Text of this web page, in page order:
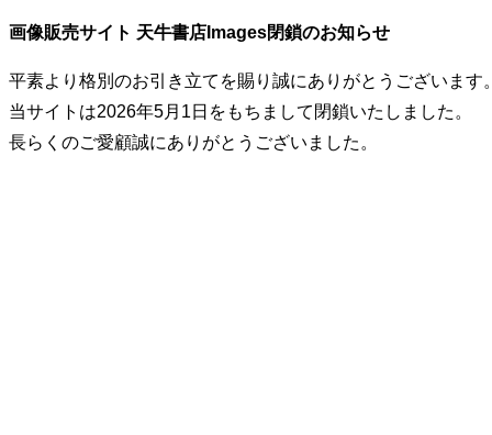
画像販売サイト 天牛書店Images閉鎖のお知らせ
平素より格別のお引き立てを賜り誠にありがとうございます
当サイトは2026年5月1日をもちまして閉鎖いたしました。
長らくのご愛顧誠にありがとうございました。